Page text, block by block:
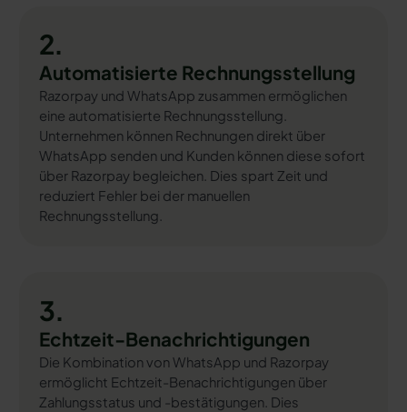
2.
Automatisierte Rechnungsstellung
Razorpay und WhatsApp zusammen ermöglichen
eine automatisierte Rechnungsstellung.
Unternehmen können Rechnungen direkt über
WhatsApp senden und Kunden können diese sofort
über Razorpay begleichen. Dies spart Zeit und
reduziert Fehler bei der manuellen
Rechnungsstellung.
3.
Echtzeit-Benachrichtigungen
Die Kombination von WhatsApp und Razorpay
ermöglicht Echtzeit-Benachrichtigungen über
Zahlungsstatus und -bestätigungen. Dies